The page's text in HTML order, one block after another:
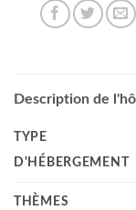
Description de
TYPE
D'HÉBERGEMENT
THÈMES